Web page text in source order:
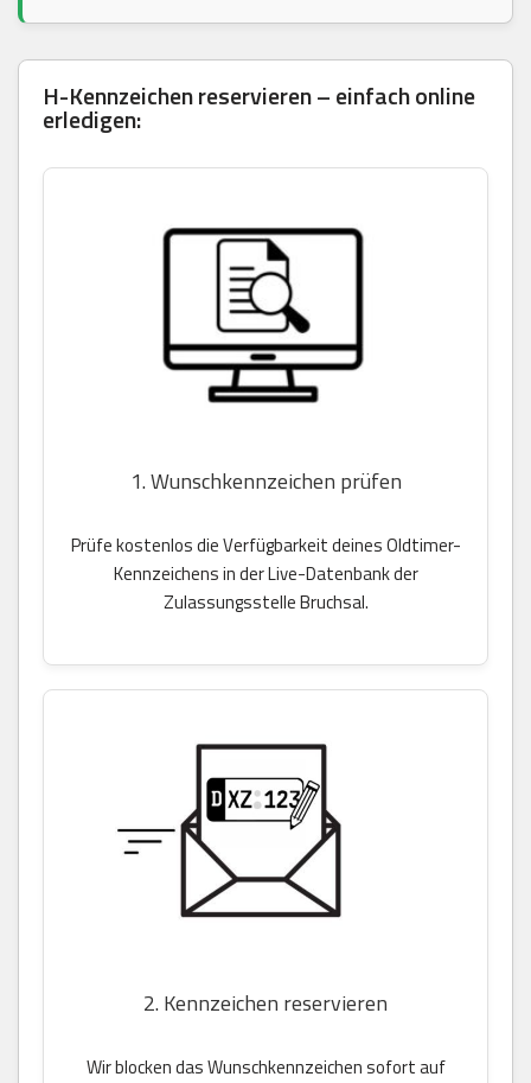
H-Kennzeichen reservieren – einfach online
erledigen:
1. Wunschkennzeichen prüfen
Prüfe kostenlos die Verfügbarkeit deines Oldtimer-
Kennzeichens in der Live-Datenbank der
Zulassungsstelle Bruchsal.
2. Kennzeichen reservieren
Wir blocken das Wunschkennzeichen sofort auf